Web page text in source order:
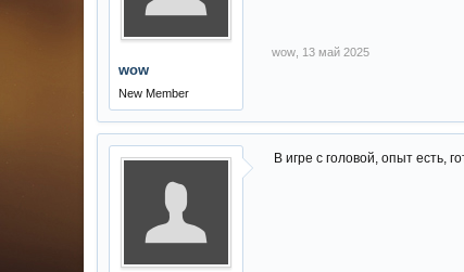
wow
New Member
wow 13 май 2025
В игре с головой, опыт есть,